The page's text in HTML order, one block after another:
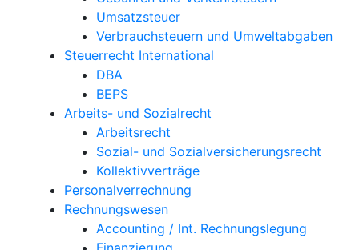
Umsatzsteuer
Verbrauchsteuern und Umweltabgaben
Steuerrecht International
DBA
BEPS
Arbeits- und Sozialrecht
Arbeitsrecht
Sozial- und Sozialversicherungsrecht
Kollektivverträge
Personalverrechnung
Rechnungswesen
Accounting / Int. Rechnungslegung